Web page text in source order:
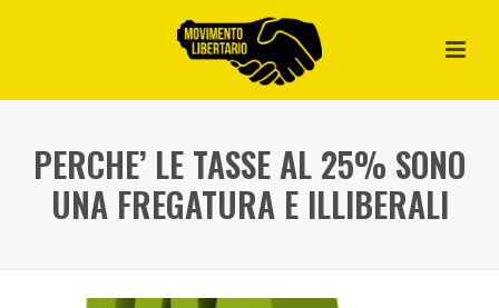
PERCHE’ LE TASSE AL 25% SONO
UNA FREGATURA E ILLIBERALI